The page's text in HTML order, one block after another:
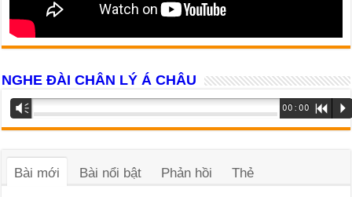
NGHE ĐÀI CHÂN LÝ Á CHÂU
Trình
phát
Vm 00:00 R P
Bài mới Bài nổi bật Phản hồi Thẻ